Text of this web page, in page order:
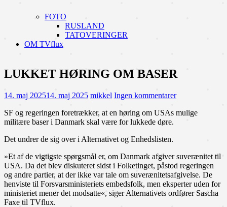
FOTO
RUSLAND
TATOVERINGER
OM TVflux
LUKKET HØRING OM BASER
14. maj 202514. maj 2025 mikkel Ingen kommentarer
SF og regeringen foretrækker, at en høring om USAs mulige
militære baser i Danmark skal være for lukkede døre.
Det undrer de sig over i Alternativet og Enhedslisten.
»Et af de vigtigste spørgsmål er, om Danmark afgiver suverænitet til
USA. Da det blev diskuteret sidst i Folketinget, påstod regeringen
og andre partier, at der ikke var tale om suverænitetsafgivelse. De
henviste til Forsvarsministeriets embedsfolk, men eksperter uden for
ministeriet mener det modsatte«, siger Alternativets ordfører Sascha
Faxe til TVflux.